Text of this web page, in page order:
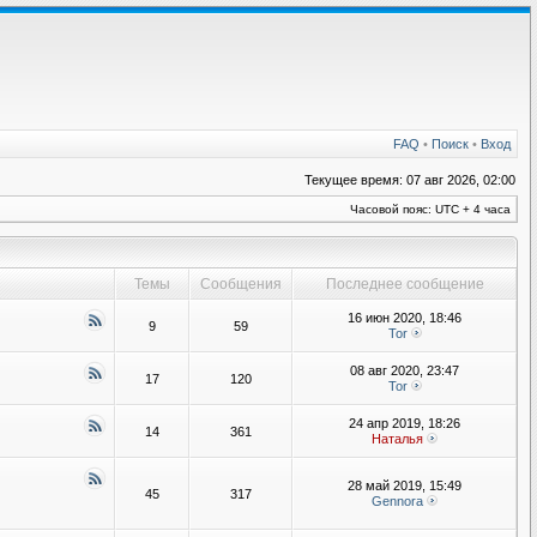
FAQ • Поиск • Вход
Текущее время: 07 авг 2026, 02:00
Часовой пояс: UTC + 4 часа
Темы Сообщения
Последнее сообщение
9 59
16 июн 2020, 18:46
Tor
17 120
08 авг 2020, 23:47
Tor
14 361
24 апр 2019, 18:26
Наталья
45 317
28 май 2019, 15:49
Gennora